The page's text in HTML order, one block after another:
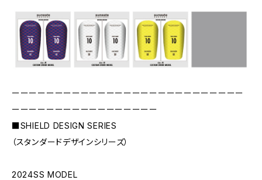
ーーーーーーーーーーーーーーーーーーーーーーーーーーー
ーーーーーーーーーーーーーーーーー
■SHIELD DESIGN SERIES
（スタンダードデザインシリーズ）
2024SS MODEL